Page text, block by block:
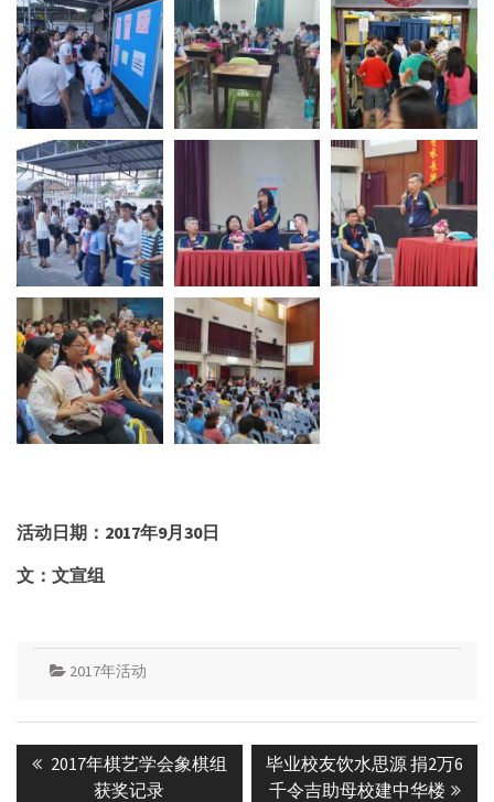
活动日期： 2017年9月30日
文：文宣组
2017年活动
navigation
Previous
2017年棋艺学会象棋组
获奖记录
Next
post:
毕业校友饮水思源 捐2万6
千令吉助母校建中华楼